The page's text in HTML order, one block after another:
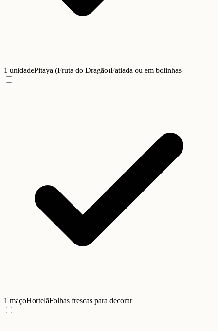
1 unidadePitaya (Fruta do Dragão)Fatiada ou em bolinhas
1 maçoHortelãFolhas frescas para decorar